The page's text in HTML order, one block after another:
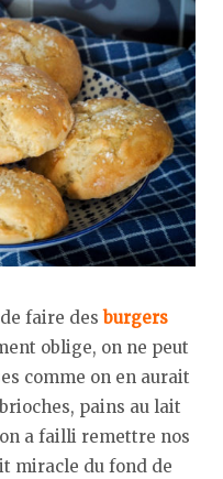
faire des burgers
oblige, on ne peut
comme on en aurait
pains au lait
a failli remettre nos
miracle du fond de